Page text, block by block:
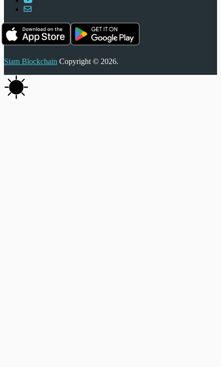
Siam Blockchain Copyright © 2026.